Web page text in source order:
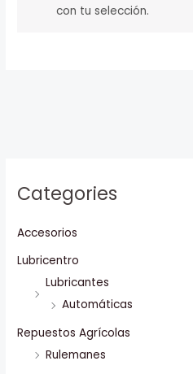
Categories
Accesorios
Lubricentro
Lubricantes
Automáticas
Repuestos Agrícolas
Rulemanes
con tu selección.